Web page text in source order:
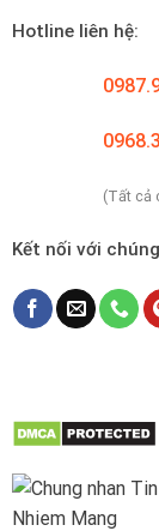
Hotline liên hệ:
(Tất cả
Kết nối với